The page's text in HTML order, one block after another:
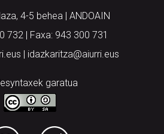
4-5 behea | ANDOAIN
732 | Faxa: 943 300 731
| idazkaritza@aiurri.eus
garatua